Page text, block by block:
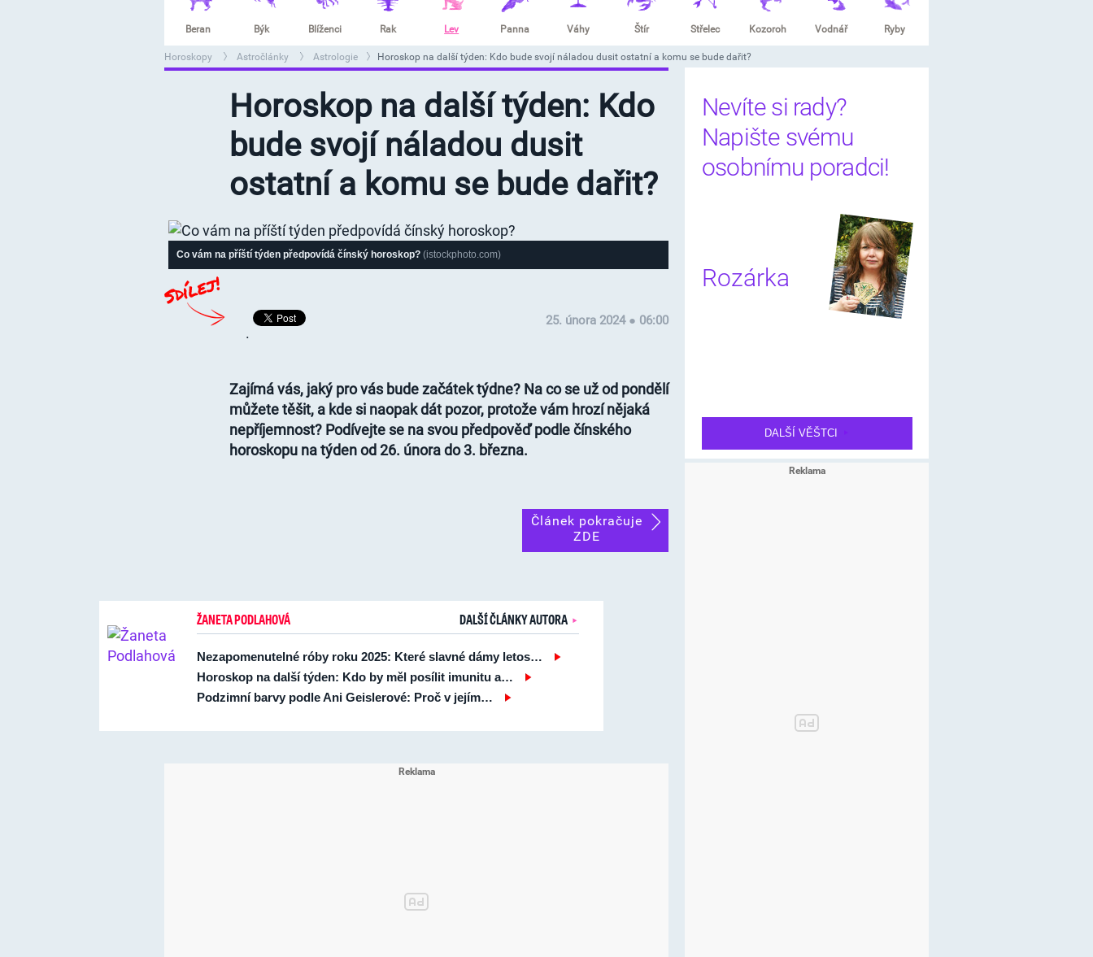
Beran Býk Blíženci Rak Lev Panna Váhy Štír Střelec Kozoroh Vodnář Ryby
Horoskopy Astročlánky Astrologie
>
Horoskop na další týden: Kdo bude svojí náladou dusit ostatní a komu se bude dařit?
Horoskop na další týden: Kdo
bude svojí náladou dusit
ostatní a komu se bude dařit?
Co vám na příští týden předpovídá čínský horoskop? (istockphoto.com)
.
25. února 2024 ● 06:00
Zajímá vás, jaký pro vás bude začátek týdne? Na co se už od pondělí
můžete těšit, a kde si naopak dát pozor, protože vám hrozí nějaká
nepříjemnost? Podívejte se na svou předpověď podle čínského
horoskopu na týden od 26. února do 3. března.
Článek pokračuje
ZDE
ŽANETA PODLAHOVÁ DALŠÍ ČLÁNKY AUTORA
Nezapomenutelné róby roku 2025: Které slavné dámy letos…
Horoskop na další týden: Kdo by měl posílit imunitu a…
Podzimní barvy podle Ani Geislerové: Proč v jejím…
Nevíte si rady?
Napište svému
osobnímu poradci!
Rozárka
DALŠÍ VĚŠTCI